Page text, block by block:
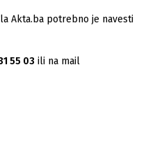
Akta.ba potrebno je navesti
55 03 ili na mail